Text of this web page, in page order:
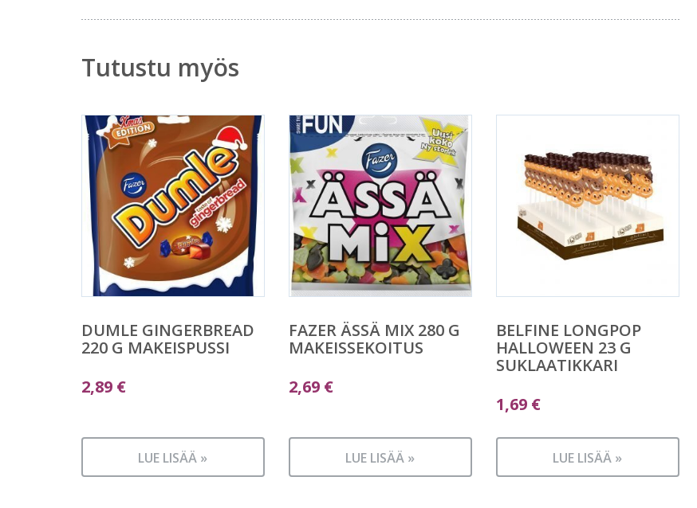
Tutustu myös
DUMLE GINGERBREAD
220 G MAKEISPUSSI
2,89 €
LUE LISÄÄ »
FAZER ÄSSÄ MIX 280 G
MAKEISSEKOITUS
2,69 €
LUE LISÄÄ »
BELFINE LONGPOP
HALLOWEEN 23 G
SUKLAATIKKARI
1,69 €
LUE LISÄÄ »